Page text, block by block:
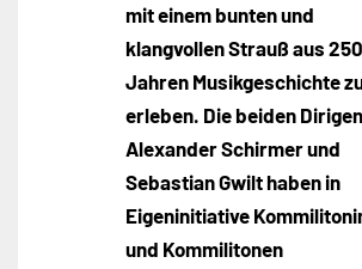
mit einem bunten und
klangvollen Strauß aus 250
Jahren Musikgeschichte
erleben. Die beiden
Alexander Schirmer und
Sebastian Gwilt haben in
Eigeninitiative
und Kommilitonen